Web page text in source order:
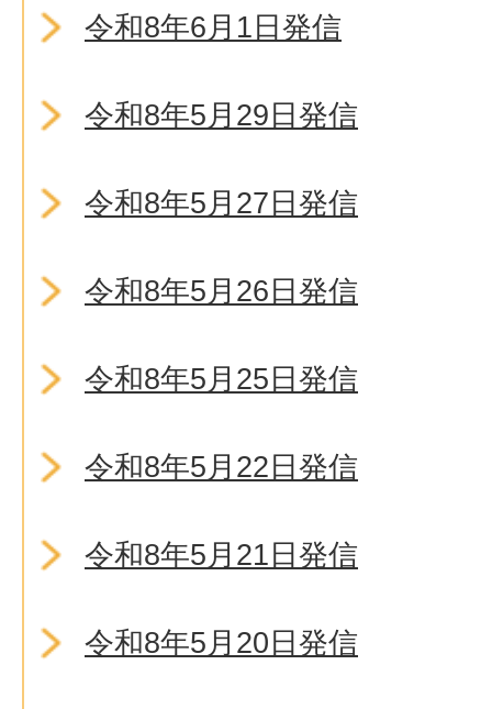
令和8年6月1日発信
令和8年5月29日発信
令和8年5月27日発信
令和8年5月26日発信
令和8年5月25日発信
令和8年5月22日発信
令和8年5月21日発信
令和8年5月20日発信